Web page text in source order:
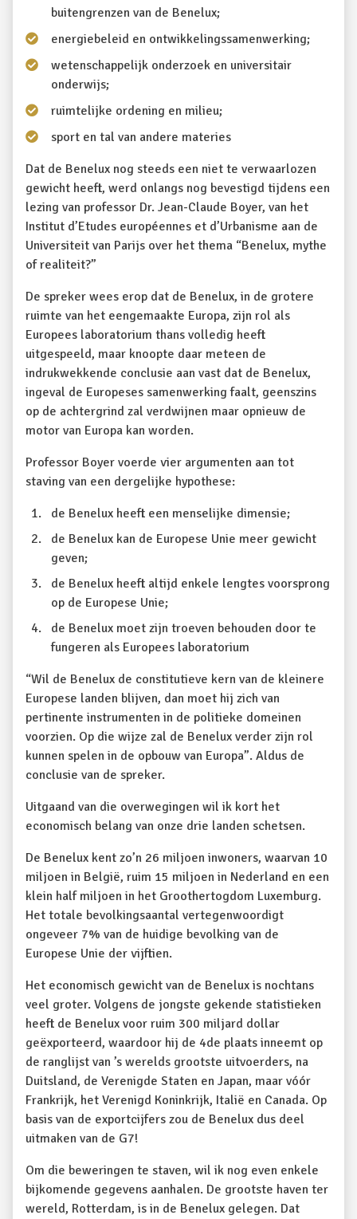
buitengrenzen van de Benelux;
energiebeleid en ontwikkelingssamenwerking;
wetenschappelijk onderzoek en universitair
onderwijs;
ruimtelijke ordening en milieu;
sport en tal van andere materies
Dat de Benelux nog steeds een niet te verwaarlozen
gewicht heeft, werd onlangs nog bevestigd tijdens een
lezing van professor Dr. Jean-Claude Boyer, van het
Institut d’Etudes européennes et d’Urbanisme aan de
Universiteit van Parijs over het thema “Benelux, mythe
of realiteit?”
De spreker wees erop dat de Benelux, in de grotere
ruimte van het eengemaakte Europa, zijn rol als
Europees laboratorium thans volledig heeft
uitgespeeld, maar knoopte daar meteen de
indrukwekkende conclusie aan vast dat de Benelux,
ingeval de Europeses samenwerking faalt, geenszins
op de achtergrind zal verdwijnen maar opnieuw de
motor van Europa kan worden.
Professor Boyer voerde vier argumenten aan tot
staving van een dergelijke hypothese:
de Benelux heeft een menselijke dimensie;
de Benelux kan de Europese Unie meer gewicht
geven;
de Benelux heeft altijd enkele lengtes voorsprong
op de Europese Unie;
de Benelux moet zijn troeven behouden door te
fungeren als Europees laboratorium
“Wil de Benelux de constitutieve kern van de kleinere
Europese landen blijven, dan moet hij zich van
pertinente instrumenten in de politieke domeinen
voorzien. Op die wijze zal de Benelux verder zijn rol
kunnen spelen in de opbouw van Europa”. Aldus de
conclusie van de spreker.
Uitgaand van die overwegingen wil ik kort het
economisch belang van onze drie landen schetsen.
De Benelux kent zo’n 26 miljoen inwoners, waarvan 10
miljoen in België, ruim 15 miljoen in Nederland en een
klein half miljoen in het Groothertogdom Luxemburg.
Het totale bevolkingsaantal vertegenwoordigt
ongeveer 7% van de huidige bevolking van de
Europese Unie der vijftien.
Het economisch gewicht van de Benelux is nochtans
veel groter. Volgens de jongste gekende statistieken
heeft de Benelux voor ruim 300 miljard dollar
geëxporteerd, waardoor hij de 4de plaats inneemt op
de ranglijst van ’s werelds grootste uitvoerders, na
Duitsland, de Verenigde Staten en Japan, maar vóór
Frankrijk, het Verenigd Koninkrijk, Italië en Canada. Op
basis van de exportcijfers zou de Benelux dus deel
uitmaken van de G7!
Om die beweringen te staven, wil ik nog even enkele
bijkomende gegevens aanhalen. De grootste haven ter
wereld, Rotterdam, is in de Benelux gelegen. Dat